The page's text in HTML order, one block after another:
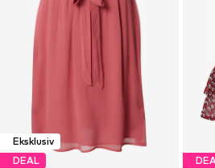
Eksklusiv
DEAL